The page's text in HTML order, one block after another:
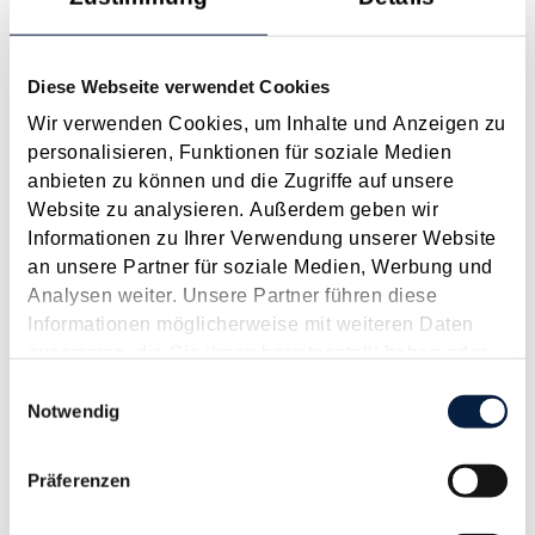
Diese Webseite verwendet Cookies
Wir verwenden Cookies, um Inhalte und Anzeigen zu
personalisieren, Funktionen für soziale Medien
anbieten zu können und die Zugriffe auf unsere
Website zu analysieren. Außerdem geben wir
Informationen zu Ihrer Verwendung unserer Website
an unsere Partner für soziale Medien, Werbung und
Analysen weiter. Unsere Partner führen diese
Informationen möglicherweise mit weiteren Daten
gesammelt haben.
Notwendig
Präferenzen
Anspruch auf Familienbeihilfe bei geschiedenen Eltern
Einleitung und Kernaussage der Entscheidung Das
Bundesfinanzgericht (GZ RV/7103366/2025 vom 10.02.2026)
hatte sich mit der Frage auseinanderzusetzen, welchem
Elternteil nach einer Scheidung die Familienbeihilfe zusteht,
wenn sich das Kind tatsächlich überwiegend im Haushalt
Langtext
empfehlen drucken
Suche im Archiv
Suche in Schlagwortliste